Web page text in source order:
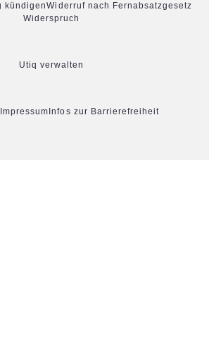
kündigenWiderruf nach Fernabsatzgesetz
Widerspruch
Utiq verwalten
Infos zur Barrierefreiheit